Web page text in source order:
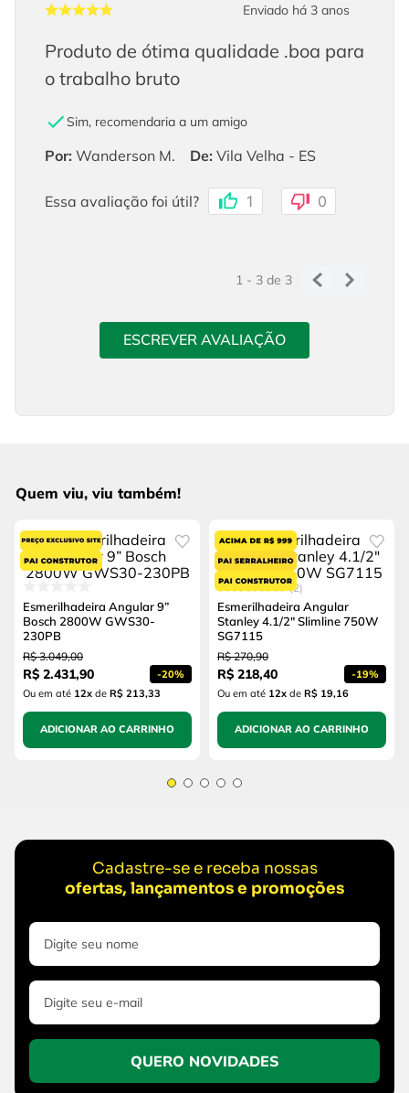
Enviado há 3 anos
Produto de ótima qualidade .boa para
o trabalho bruto
Sim, recomendaria a um amigo
Por: Wanderson M. De: Vila Velha - ES
Essa avaliação foi útil? 1 0
1 - 3de 3
ESCREVER AVALIAÇÃO
Quem viu, viu também!
Esmerilhadeira Angular 9”
Bosch 2800W GWS30-
230PB
R$ 3.049,00
R$ 2.431,90 -20%
Ou em até 12x de R$ 213,33
ADICIONAR AO CARRINHO
2
Esmerilhadeira Angular
Stanley 4.1/2" Slimline 750W
SG7115
R$ 270,90
R$ 218,40 -19%
Ou em até 12x de R$ 19,16
ADICIONAR AO CARRINHO
Cadastre-se e receba nossas
ofertas, lançamentos e promoções
QUERO NOVIDADES